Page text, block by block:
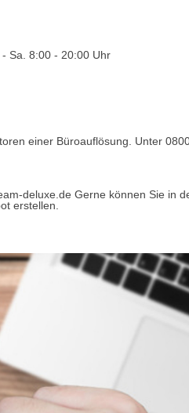
- Sa. 8:00 - 20:00 Uhr
einer Büroauflösung. Unter
deluxe.de Gerne können Sie in
erstellen.